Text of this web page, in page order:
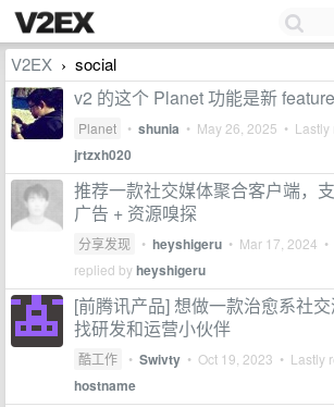
V2EX › social
v2 的这个 Planet 功能是新 feature
Planet • shunia • May 26, 2025 •
jrtzxh020
推荐一款社交媒体聚合客户端，
广告 + 资源嗅探
分享发现 • heyshigeru • Mar 17, 2024
replied byheyshigeru
[前腾讯产品] 想做一款治愈系社
找研发和运营小伙伴
酷工作 • Swivty • Oct 19, 2023 • Lastly
hostname